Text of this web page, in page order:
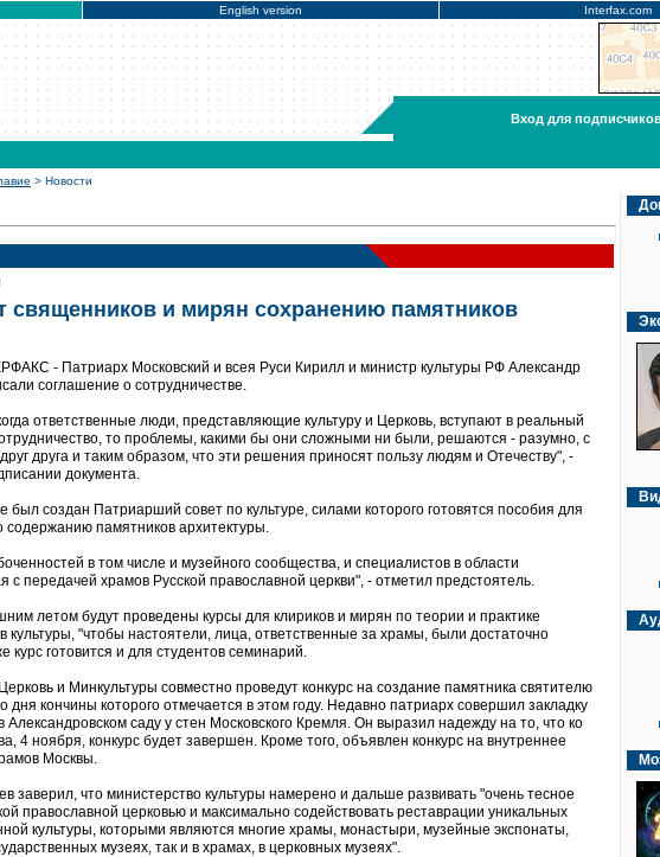
English version Interfax.com
Вход для
> Новости
священников и мирян сохранению памятников
- Патриарх Московский и всея Руси Кирилл и министр культуры РФ Александр
соглашение о сотрудничестве.
ответственные люди, представляющие культуру и Церковь, вступают в реальный
то проблемы, какими бы они сложными ни были, решаются - разумно, с
друга и таким образом, что эти решения приносят пользу людям и Отечеству", -
документа.
был создан Патриарший совет по культуре, силами которого готовятся пособия для
памятников архитектуры.
в том числе и музейного сообщества, и специалистов в области
с передачей храмов Русской православной церкви", - отметил предстоятель.
летом будут проведены курсы для клириков и мирян по теории и практике
культуры, "чтобы настоятели, лица, ответственные за храмы, были достаточно
курс готовится и для студентов семинарий.
и Минкультуры совместно проведут конкурс на создание памятника святителю
дня кончины которого отмечается в этом году. Недавно патриарх совершил закладку
саду у стен Московского Кремля. Он выразил надежду на то, что ко
4 ноября, конкурс будет завершен. Кроме того, объявлен конкурс на внутреннее
Москвы.
заверил, что министерство культуры намерено и дальше развивать "очень тесное
православной церковью и максимально содействовать реставрации уникальных
культуры, которыми являются многие храмы, монастыри, музейные экспонаты,
музеях, так и в храмах, в церковных музеях".